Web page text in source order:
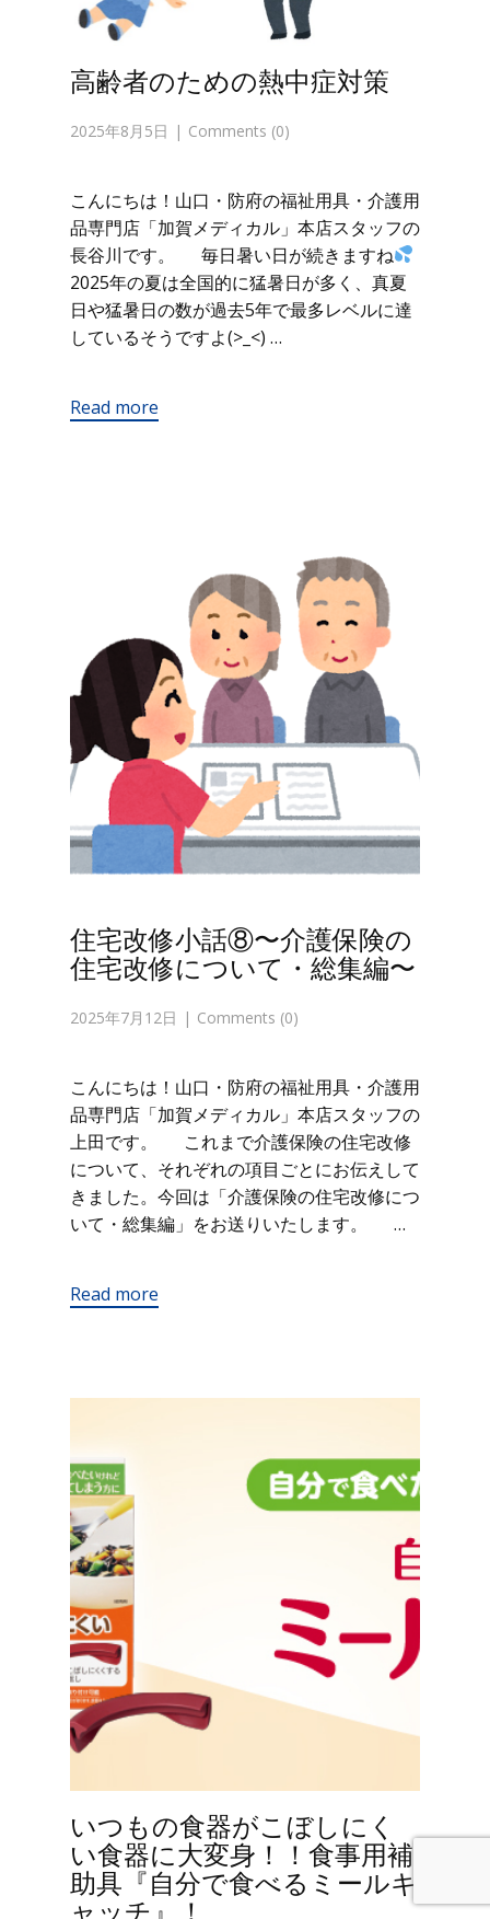
高齢者のための熱中症対策
2025年8月5日 Comments (0)
こんにちは！山口・防府の福祉用具・介護用
品専門店「加賀メディカル」本店スタッフの
長谷川です。 毎日暑い日が続きますね
2025年の夏は全国的に猛暑日が多く、真夏
日や猛暑日の数が過去5年で最多レベルに達
しているそうですよ(>_<) …
Read more
住宅改修小話⑧〜介護保険の
住宅改修について・総集編〜
2025年7月12日 Comments (0)
こんにちは！山口・防府の福祉用具・介護用
品専門店「加賀メディカル」本店スタッフの
上田です。 これまで介護保険の住宅改修
について、それぞれの項目ごとにお伝えして
きました。今回は「介護保険の住宅改修につ
いて・総集編」をお送りいたします。 …
Read more
いつもの食器がこぼしにく
い食器に大変身！！食事用補
助具『自分で食べるミールキ
ャッチ』！